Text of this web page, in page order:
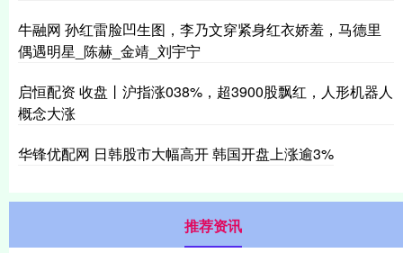
牛融网 孙红雷脸凹生图，李乃文穿紧身红衣娇羞，马德里
偶遇明星_陈赫_金靖_刘宇宁
启恒配资 收盘丨沪指涨038%，超3900股飘红，人形机器人
概念大涨
华锋优配网 日韩股市大幅高开 韩国开盘上涨逾3%
推荐资讯